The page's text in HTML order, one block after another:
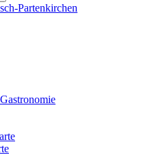
Partenkirchen